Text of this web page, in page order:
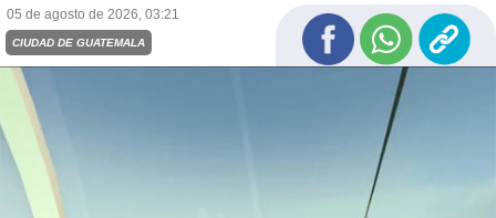
05 de agosto de 2026, 03:21
CIUDAD DE GUATEMALA